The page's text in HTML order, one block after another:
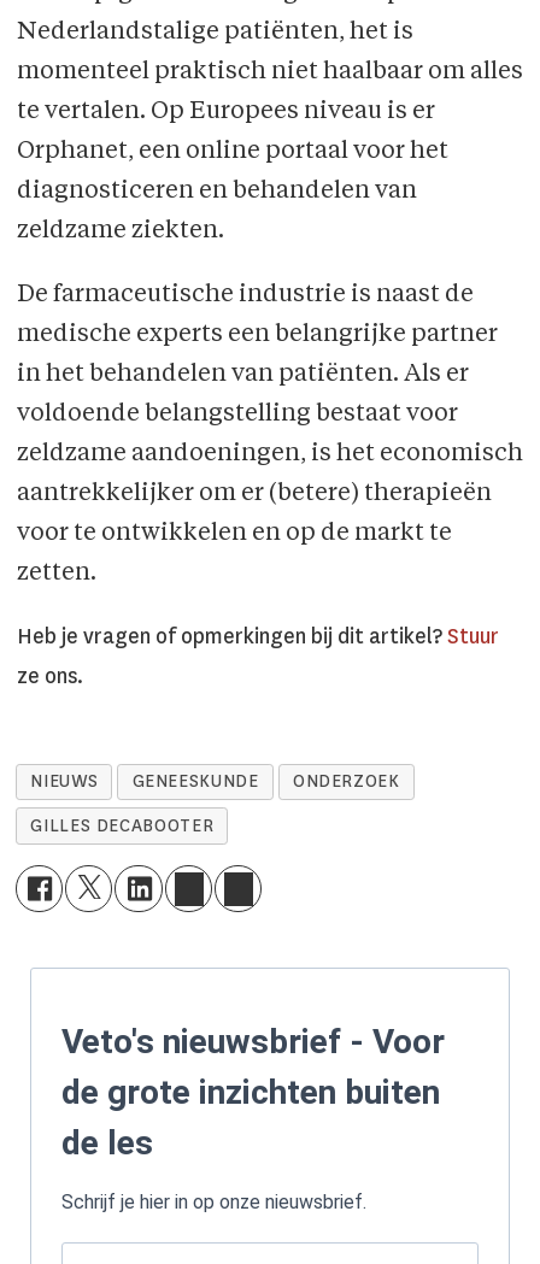
Nederland­stalige patiënten, het is
momenteel praktisch niet haalbaar om alles
te vertalen. Op Europees niveau is er
Orphanet, een online portaal voor het
diagnosticeren en behandelen van
zeldzame ziekten.
De farmaceutische industrie is naast de
medische experts een belangrijke partner
in het behandelen van patiënten. Als er
voldoende belangstelling bestaat voor
zeldzame aandoeningen, is het economisch
aantrekkelijker om er (betere) therapieën
voor te ontwikkelen en op de markt te
zetten.
Heb je vragen of opmerkingen bij dit artikel?Stuur
ze ons.
NIEUWS GENEESKUNDE ONDERZOEK
GILLES DECABOOTER
Veto's nieuwsbrief - Voor
de grote inzichten buiten
de les
Schrijf je hier in op onze nieuwsbrief.